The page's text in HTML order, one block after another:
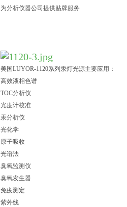
为分析仪器公司提供贴牌服务
美国LUYOR-1120系列汞灯光源主要应用：
高效液相色谱
TOC分析仪
光度计校准
汞分析仪
光化学
原子吸收
光谱法
臭氧监测仪
臭氧发生器
免疫测定
紫外线